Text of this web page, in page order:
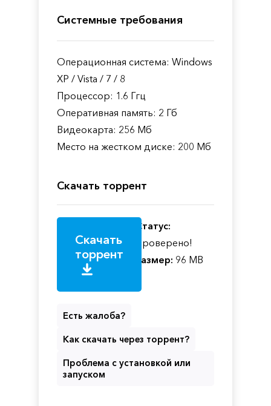
Системные требования
Операционная система: Windows
XP / Vista / 7 / 8
Процессор: 1.6 Ггц
Оперативная память: 2 Гб
Видеокарта: 256 Мб
Место на жестком диске: 200 Мб
Скачать торрент
Скачать
торрент
Статус:
Проверено!
Размер: 96 MB
Есть жалоба?
Как скачать через торрент?
Проблема с установкой или
запуском